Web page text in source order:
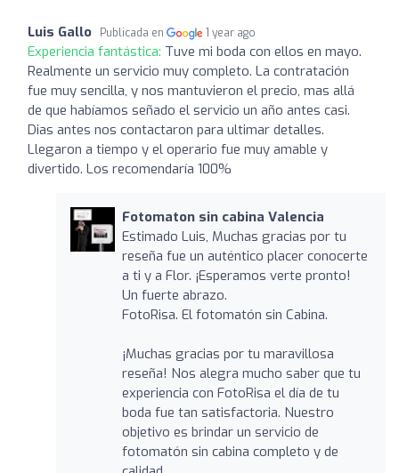
Luis Gallo Publicada en 1 year ago
Experiencia fantástica: Tuve mi boda con ellos en mayo.
Realmente un servicio muy completo. La contratación
fue muy sencilla, y nos mantuvieron el precio, mas allá
de que habíamos señado el servicio un año antes casi.
Dias antes nos contactaron para ultimar detalles.
Llegaron a tiempo y el operario fue muy amable y
divertido. Los recomendaría 100%
Fotomaton sin cabina Valencia
Estimado Luis, Muchas gracias por tu
reseña fue un auténtico placer conocerte
a ti y a Flor. ¡Esperamos verte pronto!
Un fuerte abrazo.
FotoRisa. El fotomatón sin Cabina.
¡Muchas gracias por tu maravillosa
reseña! Nos alegra mucho saber que tu
experiencia con FotoRisa el día de tu
boda fue tan satisfactoria. Nuestro
objetivo es brindar un servicio de
fotomatón sin cabina completo y de